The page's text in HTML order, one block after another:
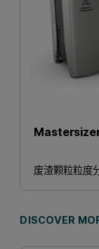
Mastersizer
废渣颗粒粒度
DISCOVER